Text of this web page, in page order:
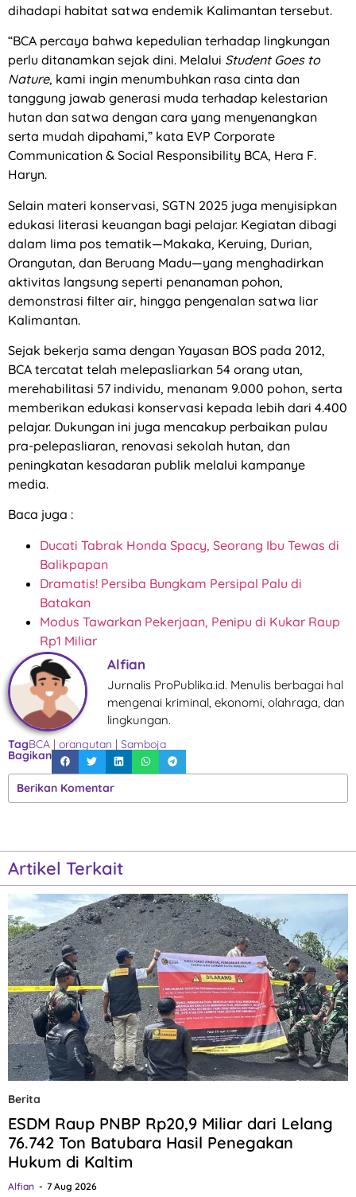
dihadapi habitat satwa endemik Kalimantan tersebut.
“BCA percaya bahwa kepedulian terhadap lingkungan
perlu ditanamkan sejak dini. Melalui Student Goes to
Nature, kami ingin menumbuhkan rasa cinta dan
tanggung jawab generasi muda terhadap kelestarian
hutan dan satwa dengan cara yang menyenangkan
serta mudah dipahami,” kata EVP Corporate
Communication & Social Responsibility BCA, Hera F.
Haryn.
Selain materi konservasi, SGTN 2025 juga menyisipkan
edukasi literasi keuangan bagi pelajar. Kegiatan dibagi
dalam lima pos tematik—Makaka, Keruing, Durian,
Orangutan, dan Beruang Madu—yang menghadirkan
aktivitas langsung seperti penanaman pohon,
demonstrasi filter air, hingga pengenalan satwa liar
Kalimantan.
Sejak bekerja sama dengan Yayasan BOS pada 2012,
BCA tercatat telah melepasliarkan 54 orang utan,
merehabilitasi 57 individu, menanam 9.000 pohon, serta
memberikan edukasi konservasi kepada lebih dari 4.400
pelajar. Dukungan ini juga mencakup perbaikan pulau
pra-pelepasliaran, renovasi sekolah hutan, dan
peningkatan kesadaran publik melalui kampanye
media.
Baca juga :
Ducati Tabrak Honda Spacy, Seorang Ibu Tewas di
Balikpapan
Dramatis! Persiba Bungkam Persipal Palu di
Batakan
Modus Tawarkan Pekerjaan, Penipu di Kukar Raup
Rp1 Miliar
Alfian
Jurnalis ProPublika.id. Menulis berbagai hal
mengenai kriminal, ekonomi, olahraga, dan
lingkungan.
TagBCA | orangutan | Samboja
Bagikan
Berikan Komentar
Artikel Terkait
Berita
ESDM Raup PNBP Rp20,9 Miliar dari Lelang
76.742 Ton Batubara Hasil Penegakan
Hukum di Kaltim
Alfian 7 Aug 2026